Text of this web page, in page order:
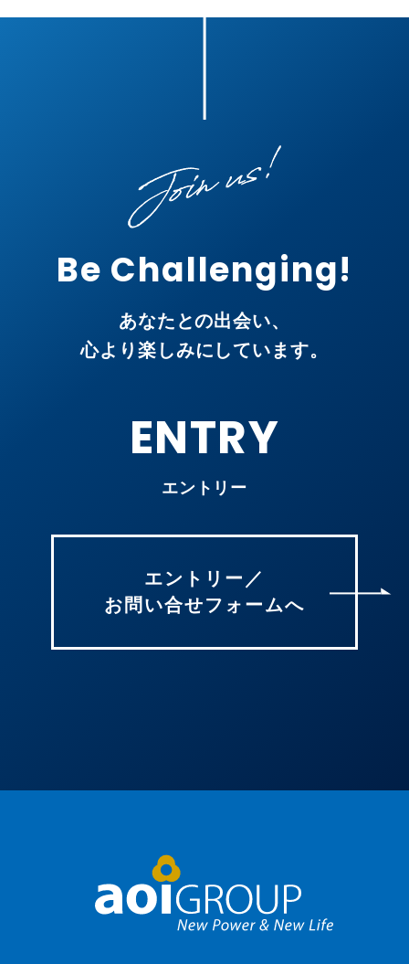
Be Challenging!
あなたとの出会い、
心より楽しみにしています。
ENTRY
エントリー
エントリー／
お問い合せフォームへ